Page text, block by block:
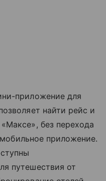
приложение для
найти рейс и
без перехода
приложение.
путешествия от